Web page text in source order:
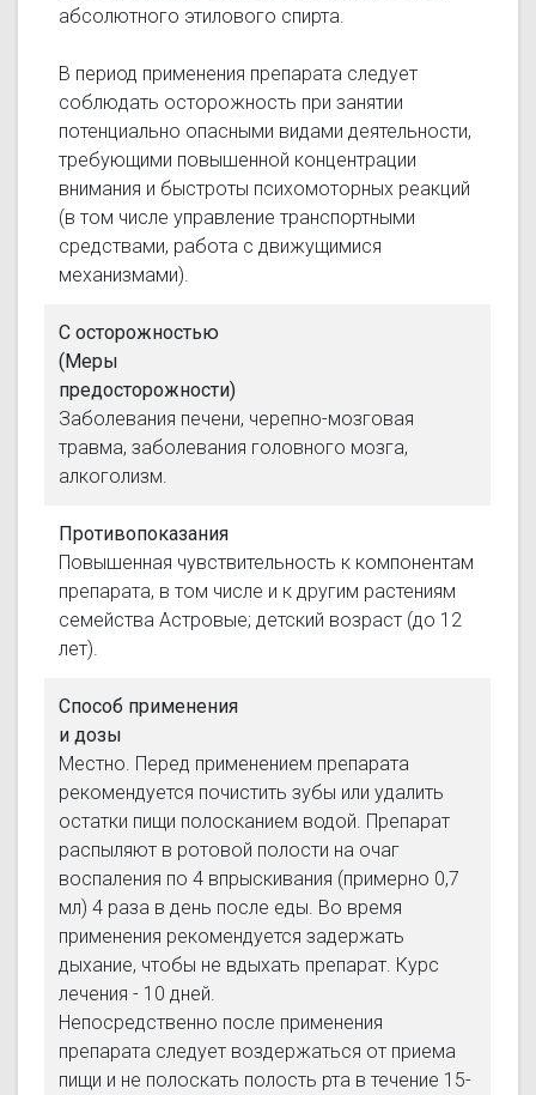
абсолютного этилового спирта.
В период применения препарата следует
соблюдать осторожность при занятии
потенциально опасными видами деятельности,
требующими повышенной концентрации
внимания и быстроты психомоторных реакций
(в том числе управление транспортными
средствами, работа с движущимися
механизмами).
С осторожностью
(Меры
предосторожности)
Заболевания печени, черепно-мозговая
травма, заболевания головного мозга,
алкоголизм.
Противопоказания
Повышенная чувствительность к компонентам
препарата, в том числе и к другим растениям
семейства Астровые; детский возраст (до 12
лет).
Способ применения
и дозы
Местно. Перед применением препарата
рекомендуется почистить зубы или удалить
остатки пищи полосканием водой. Препарат
распыляют в ротовой полости на очаг
воспаления по 4 впрыскивания (примерно 0,7
мл) 4 раза в день после еды. Во время
применения рекомендуется задержать
дыхание, чтобы не вдыхать препарат. Курс
лечения - 10 дней.
Непосредственно после применения
препарата следует воздержаться от приема
пищи и не полоскать полость рта в течение 15-